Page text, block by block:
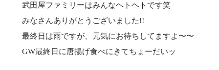
武田屋ファミリーはみんなヘトヘトです笑
みなさんありがとうございました!!
最終日は雨ですが、元気にお待ちしてますよ〜〜
GW最終日に唐揚げ食べにきてちょーだいッ